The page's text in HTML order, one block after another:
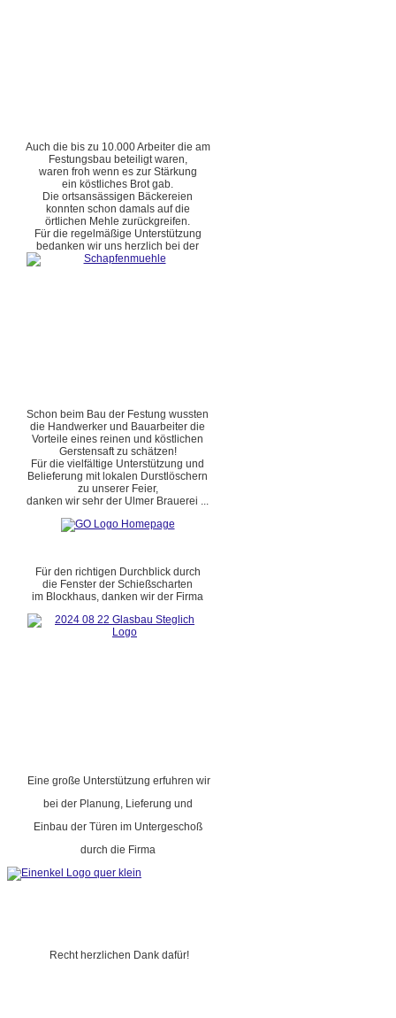
Auch die bis zu 10.000 Arbeiter die am
Festungsbau beteiligt waren,
waren froh wenn es zur Stärkung
ein köstliches Brot gab.
Die ortsansässigen Bäckereien
konnten schon damals auf die
örtlichen Mehle zurückgreifen.
Für die regelmäßige Unterstützung
bedanken wir uns herzlich bei der
Schon beim Bau der Festung wussten
die Handwerker und Bauarbeiter die
Vorteile eines reinen und köstlichen
Gerstensaft zu schätzen!
Für die vielfältige Unterstützung und
Belieferung mit lokalen Durstlöschern
zu unserer Feier,
danken wir sehr der Ulmer Brauerei ...
Für den richtigen Durchblick durch
die Fenster der Schießscharten
im Blockhaus, danken wir der Firma
Eine große Unterstützung erfuhren wir
bei der Planung, Lieferung und
Einbau der Türen im Untergeschoß
durch die Firma
Recht herzlichen Dank dafür!